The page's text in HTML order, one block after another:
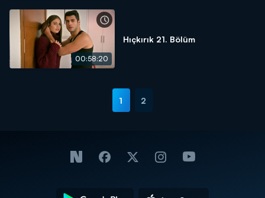
00:58:20
Hıçkırık 21. Bölüm
1 2